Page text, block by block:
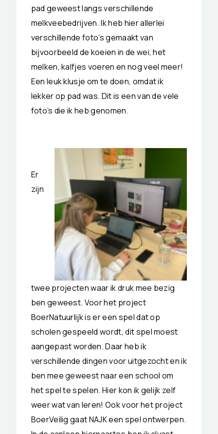
pad geweest langs verschillende
melkveebedrijven. Ik heb hier allerlei
verschillende foto’s gemaakt van
bijvoorbeeld de koeien in de wei, het
melken, kalfjes voeren en nog veel meer!
Een leuk klusje om te doen, omdat ik
lekker op pad was. Dit is een van de vele
foto’s die ik heb genomen.
Er
zijn
twee projecten waar ik druk mee bezig
ben geweest. Voor het project
BoerNatuurlijk is er een spel dat op
scholen gespeeld wordt, dit spel moest
aangepast worden. Daar heb ik
verschillende dingen voor uitgezocht en ik
ben mee geweest naar een school om
het spel te spelen. Hier kon ik gelijk zelf
weer wat van leren! Ook voor het project
BoerVeilig gaat NAJK een spel ontwerpen.